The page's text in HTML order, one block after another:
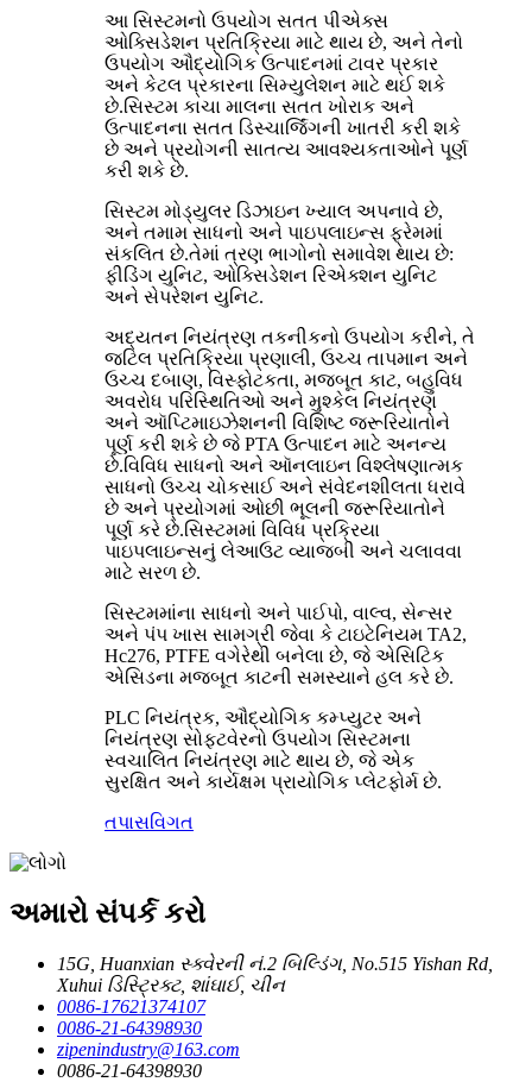
આ સિસ્ટમનો ઉપયોગ સતત પીએક્સ
ઓક્સિડેશન પ્રતિક્રિયા માટે થાય છે, અને તેનો
ઉપયોગ ઔદ્યોગિક ઉત્પાદનમાં ટાવર પ્રકાર
અને કેટલ પ્રકારના સિમ્યુલેશન માટે થઈ શકે
છે.સિસ્ટમ કાચા માલના સતત ખોરાક અને
ઉત્પાદનના સતત ડિસ્ચાર્જિંગની ખાતરી કરી શકે
છે અને પ્રયોગની સાતત્ય આવશ્યકતાઓને પૂર્ણ
કરી શકે છે.
સિસ્ટમ મોડ્યુલર ડિઝાઇન ખ્યાલ અપનાવે છે,
અને તમામ સાધનો અને પાઇપલાઇન્સ ફ્રેમમાં
સંકલિત છે.તેમાં ત્રણ ભાગોનો સમાવેશ થાય છે:
ફીડિંગ યુનિટ, ઓક્સિડેશન રિએક્શન યુનિટ
અને સેપરેશન યુનિટ.
અદ્યતન નિયંત્રણ તકનીકનો ઉપયોગ કરીને, તે
જટિલ પ્રતિક્રિયા પ્રણાલી, ઉચ્ચ તાપમાન અને
ઉચ્ચ દબાણ, વિસ્ફોટકતા, મજબૂત કાટ, બહુવિધ
અવરોધ પરિસ્થિતિઓ અને મુશ્કેલ નિયંત્રણ
અને ઑપ્ટિમાઇઝેશનની વિશિષ્ટ જરૂરિયાતોને
પૂર્ણ કરી શકે છે જે PTA ઉત્પાદન માટે અનન્ય
છે.વિવિધ સાધનો અને ઑનલાઇન વિશ્લેષણાત્મક
સાધનો ઉચ્ચ ચોકસાઈ અને સંવેદનશીલતા ધરાવે
છે અને પ્રયોગમાં ઓછી ભૂલની જરૂરિયાતોને
પૂર્ણ કરે છે.સિસ્ટમમાં વિવિધ પ્રક્રિયા
પાઇપલાઇન્સનું લેઆઉટ વ્યાજબી અને ચલાવવા
માટે સરળ છે.
સિસ્ટમમાંના સાધનો અને પાઈપો, વાલ્વ, સેન્સર
અને પંપ ખાસ સામગ્રી જેવા કે ટાઇટેનિયમ TA2,
Hc276, PTFE વગેરેથી બનેલા છે, જે એસિટિક
એસિડના મજબૂત કાટની સમસ્યાને હલ કરે છે.
PLC નિયંત્રક, ઔદ્યોગિક કમ્પ્યુટર અને
નિયંત્રણ સોફ્ટવેરનો ઉપયોગ સિસ્ટમના
સ્વચાલિત નિયંત્રણ માટે થાય છે, જે એક
સુરક્ષિત અને કાર્યક્ષમ પ્રાયોગિક પ્લેટફોર્મ છે.
તપાસવિગત
અમારો સંપર્ક કરો
15G, Huanxian સ્ક્વેરની નં.2 બિલ્ડિંગ, No.515 Yishan Rd,
Xuhui ડિસ્ટ્રિક્ટ, શાંઘાઈ, ચીન
0086-17621374107
0086-21-64398930
zipenindustry@163.com
0086-21-64398930